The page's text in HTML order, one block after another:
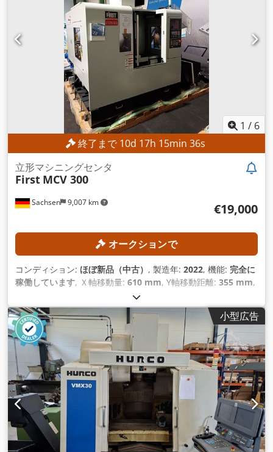
1 / 6
終了まで10d 17h 15min 34s
Sachsen 9,007 km
立形マシニングセンタ
First MCV 300
€19,000
オークションで
コンディション: ほぼ新品（中古） , 製造年: 2022, 機能: 完全に
稼働しています, Ｘ軸移動量: 610 mm, Y軸移動距離: 355 mm,
, コントローラモデル:
SHOPMILL, 主軸回転速度（最大）:10,000 回転/分,
小型広告